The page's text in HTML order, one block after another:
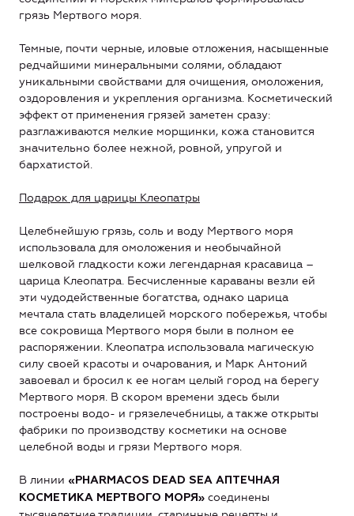
грязь Мертвого моря.
Темные, почти черные, иловые отложения, насыщенные
редчайшими минеральными солями, обладают
уникальными свойствами для очищения, омоложения,
оздоровления и укрепления организма. Косметический
эффект от применения грязей заметен сразу:
разглаживаются мелкие морщинки, кожа становится
значительно более нежной, ровной, упругой и
бархатистой.
Подарок для царицы Клеопатры
Целебнейшую грязь, соль и воду Мертвого моря
использовала для омоложения и необычайной
шелковой гладкости кожи легендарная красавица –
царица Клеопатра. Бесчисленные караваны везли ей
эти чудодейственные богатства, однако царица
мечтала стать владелицей морского побережья, чтобы
все сокровища Мертвого моря были в полном ее
распоряжении. Клеопатра использовала магическую
силу своей красоты и очарования, и Марк Антоний
завоевал и бросил к ее ногам целый город на берегу
Мертвого моря. В скором времени здесь были
построены водо- и грязелечебницы, а также открыты
фабрики по производству косметики на основе
целебной воды и грязи Мертвого моря.
В линии «PHARMACOS DEAD SEA АПТЕЧНАЯ
КОСМЕТИКА МЕРТВОГО МОРЯ» соединены